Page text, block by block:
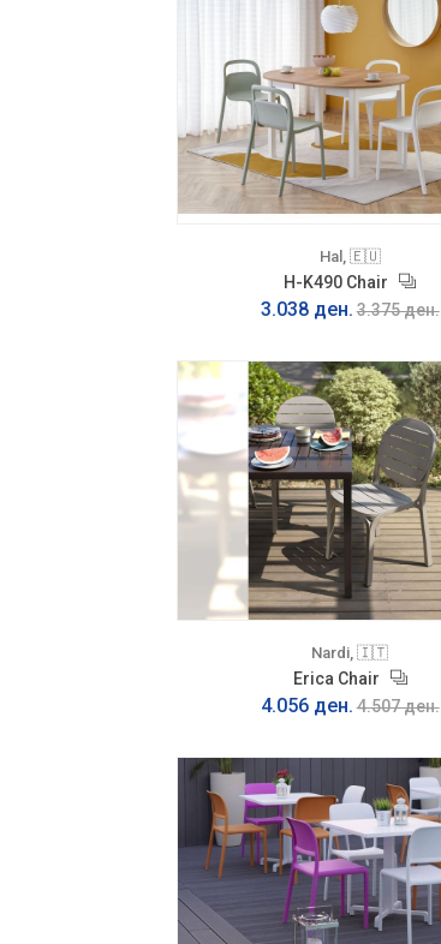
Hal, 🇪🇺
H-K490 Chair
3.038 ден. 3.375 ден.
Nardi, 🇮🇹
Erica Chair
4.056 ден. 4.507 ден.